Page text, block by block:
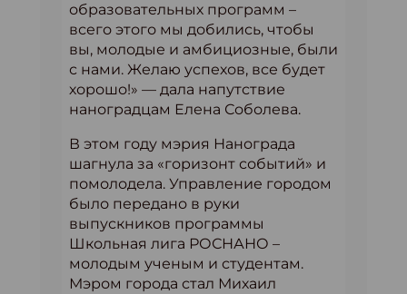
образовательных программ –
всего этого мы добились, чтобы
вы, молодые и амбициозные, были
с нами. Желаю успехов, все будет
хорошо!» — дала напутствие
наноградцам Елена Соболева.
В этом году мэрия Нанограда
шагнула за «горизонт событий» и
помолодела. Управление городом
было передано в руки
выпускников программы
Школьная лига РОСНАНО –
молодым ученым и студентам.
Мэром города стал Михаил